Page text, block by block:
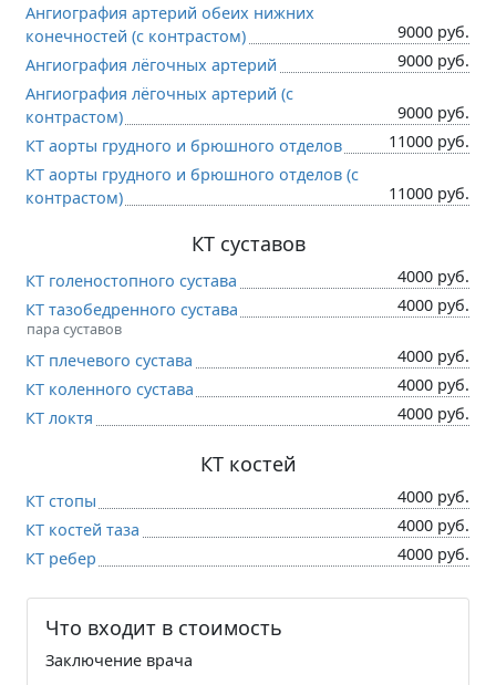
Ангиография артерий обеих нижних
конечностей (c контрастом)
9000 руб.
Ангиография лёгочных артерий
9000 руб.
Ангиография лёгочных артерий (c
контрастом)
9000 руб.
КТ аорты грудного и брюшного отделов
11000 руб.
КТ аорты грудного и брюшного отделов (c
контрастом)
11000 руб.
КТ суставов
КТ голеностопного сустава
4000 руб.
КТ тазобедренного сустава
4000 руб.
пара суставов
КТ плечевого сустава
4000 руб.
КТ коленного сустава
4000 руб.
КТ локтя
4000 руб.
КТ костей
КТ стопы
4000 руб.
КТ костей таза
4000 руб.
КТ ребер
4000 руб.
Что входит в стоимость
Заключение врача